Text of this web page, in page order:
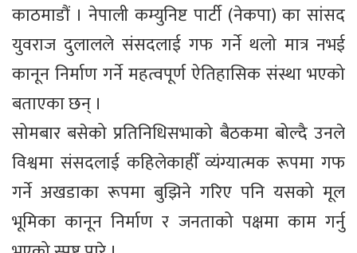
काठमाडौं । नेपाली कम्युनिष्ट पार्टी (नेकपा) का सांसद
युवराज दुलालले संसदलाई गफ गर्ने थलो मात्र नभई
कानून निर्माण गर्ने महत्वपूर्ण ऐतिहासिक संस्था भएको
बताएका छन् ।
सोमबार बसेको प्रतिनिधिसभाको बैठकमा बोल्दै उनले
विश्वमा संसदलाई कहिलेकाहीँ व्यंग्यात्मक रूपमा गफ
गर्ने अखडाका रूपमा बुझिने गरिए पनि यसको मूल
भूमिका कानून निर्माण र जनताको पक्षमा काम गर्नु